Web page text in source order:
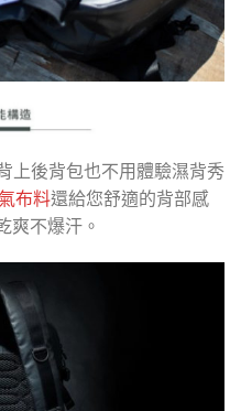
上後背包也不用體驗濕背秀
布料還給您舒適的背部感
爽不爆汗。